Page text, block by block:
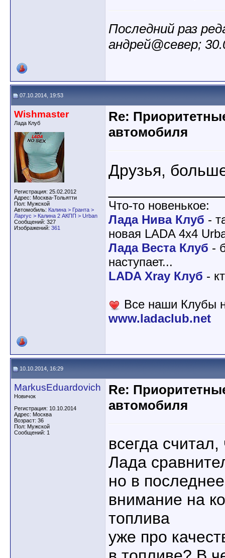
Последний раз
андрей@север;
07.10.2014, 19:53
Wishmaster
Лада Клуб
Регистрация: 25.02.2012
Адрес: Москва-Тольятти
Пол: Мужской
Автомобиль: Калина > Гранта >
Ларгус > Калина 2 АКПП > Urban
Сообщений: 327
Изображений: 361
Re:
автомобиля
Друзья,
Что-то новенькое:
Лада Нива Клуб -
новая LADA 4x4
Лада Веста Клуб -
наступает...
LADA Xray Клуб -
Все наши Клубы
www.ladaclub.net
10.10.2014, 16:29
MarkusEduardovich
Новичок
Регистрация: 10.10.2014
Адрес: Москва
Возраст: 36
Пол: Мужской
Сообщений: 1
Re:
автомобиля
всегда
Лада
но в
внимание на
топлива
уже про